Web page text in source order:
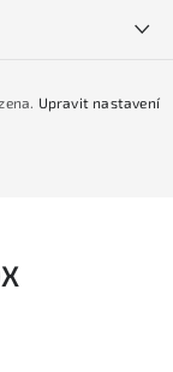
Upravit nastavení